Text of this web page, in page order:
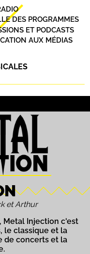
DES PROGRAMMES
ET PODCASTS
AUX MÉDIAS
et Arthur
Metal Injection c'est
le classique et la
de concerts et la